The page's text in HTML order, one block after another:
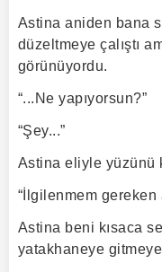
Astina aniden bana
düzeltmeye çalıştı
görünüyordu.
“...Ne yapıyorsun?”
“Şey...”
Astina eliyle yüzünü
“İlgilenmem
Astina beni kısaca
yatakhaneye gitmeye